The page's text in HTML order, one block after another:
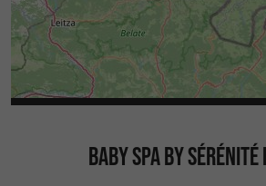
BABY SPA BY SÉRÉNITÉ